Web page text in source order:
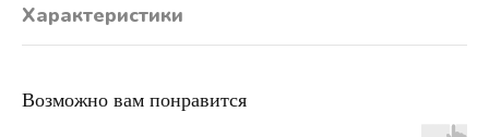
Характеристики
Возможно вам понравится
ТОЛЬКО В ТЕЛЕГРАМ